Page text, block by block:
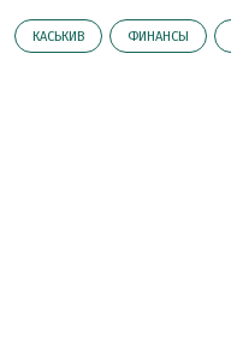
КАСЬКИВ ФИНАНСЫ